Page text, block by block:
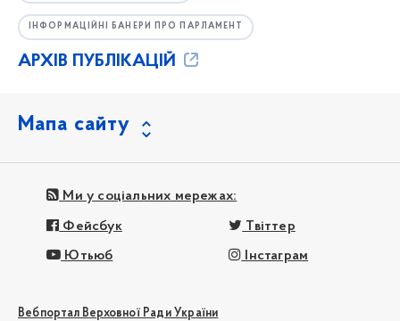
ІНФОРМАЦІЙНІ БАНЕРИ ПРО ПАРЛАМЕНТ
АРХІВ ПУБЛІКАЦІЙ
Мапа сайту
Ми у соціальних мережах:
Фейсбук Твіттер
Ютьюб Інстаграм
Вебпортал Верховної Ради України